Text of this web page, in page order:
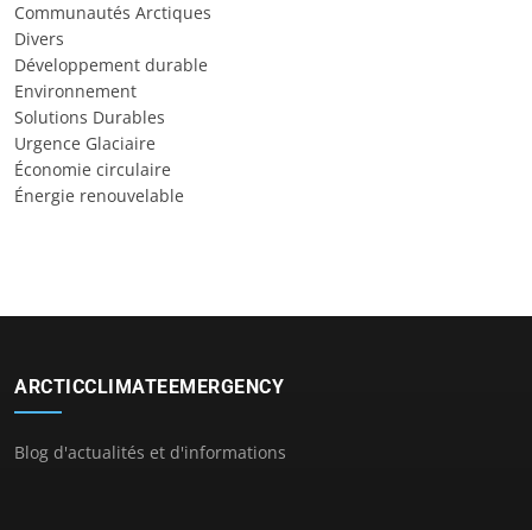
Communautés Arctiques
Divers
Développement durable
Environnement
Solutions Durables
Urgence Glaciaire
Économie circulaire
Énergie renouvelable
ARCTICCLIMATEEMERGENCY
Blog d'actualités et d'informations